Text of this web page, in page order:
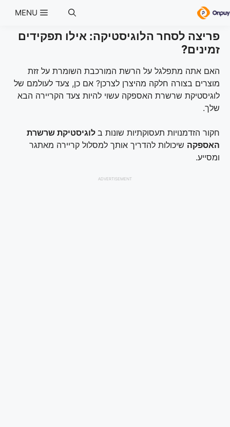
to
content
MENU
פריצה לסחר הלוגיסטיקה: אילו תפקידים
זמינים?
האם אתה מתפלגל על הרשת המורכבת השומרת על זזת
מוצרים בצורה חלקה מהיצרן לצרכן? אם כן, צעד לעולמם של
לוגיסטיקת שרשרת האספקה עשוי להיות צעד הקריירה הבא
שלך.
חקור הזדמנויות תעסוקתיות שונות ב לוגיסטיקת שרשרת
האספקה שיכולות להדריך אותך למסלול קריירה מאתגר
ומסייע.
ADVERTISEMENT